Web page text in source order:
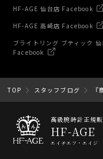
HF-AGE 仙台店 Facebook
HF-AGE 高崎店 Facebook
ブライトリング ブティック 仙
Facebook
TOP スタッフブログ
高級腕時計正規
HF-AGE
エイチエフ・エイジ